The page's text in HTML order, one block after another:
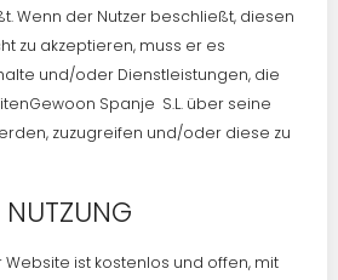
Wenn der Nutzer beschließt, diesen
zu akzeptieren, muss er es
und/oder Dienstleistungen, die
Spanje S.L. über seine
zuzugreifen und/oder diese zu
Website ist kostenlos und offen, mit